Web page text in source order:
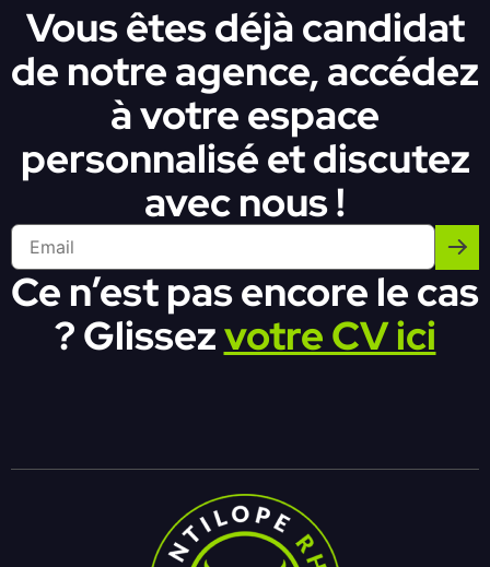
Vous êtes déjà candidat
de notre agence, accédez
à votre espace
personnalisé et discutez
avec nous !
Ce n’est pas encore le cas
? Glissezvotre CV ici